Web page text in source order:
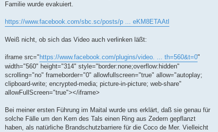
Familie wurde evakuiert.
https://www.facebook.com/sbc.sc/posts/p ... eKM8ETAAtl
Weiß nicht, ob sich das Video auch verlinken läßt:
iframe src=" https://www.facebook.com/plugins/video. ... th=560&t=0"
width="560" height="314" style="border:none;overflow:hidden"
scrolling="no" frameborder="0" allowfullscreen="true" allow="autoplay;
clipboard-write; encrypted-media; picture-in-picture; web-share"
allowFullScreen="true"></iframe>
Bei meiner ersten Führung im Maital wurde uns erklärt, daß sie genau für
solche Fälle um den Kern des Tals einen Ring aus Zedern gepflanzt
haben, als natürliche Brandschutzbarriere für die Coco de Mer. Vielleicht